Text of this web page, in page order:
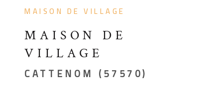
MAISON DE VILLAGE
MAISON DE
VILLAGE
CATTENOM (57570)